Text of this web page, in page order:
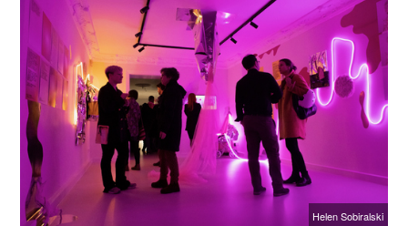
Helen Sobiralski